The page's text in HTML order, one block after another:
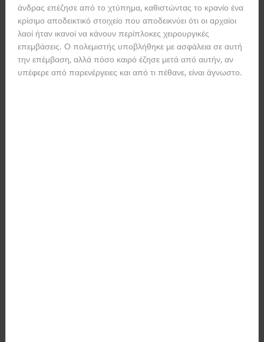
άνδρας επέζησε από το χτύπημα, καθιστώντας το κρανίο ένα
κρίσιμο αποδεικτικό στοιχείο που αποδεικνύει ότι οι αρχαίοι
λαοί ήταν ικανοί να κάνουν περίπλοκες χειρουργικές
επεμβάσεις. Ο πολεμιστής υποβλήθηκε με ασφάλεια σε αυτή
την επέμβαση, αλλά πόσο καιρό έζησε μετά από αυτήν, αν
υπέφερε από παρενέργειες και από τι πέθανε, είναι άγνωστο.